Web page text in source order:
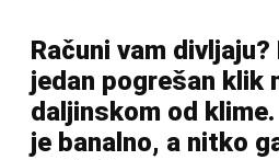
Računi vam divljaju?
jedan pogrešan klik
daljinskom od
je banalno, a nitko